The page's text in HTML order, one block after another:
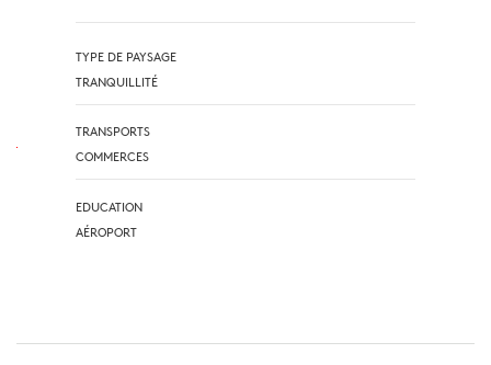
TYPE DE PAYSAGE
TRANQUILLITÉ
TRANSPORTS
COMMERCES
EDUCATION
AÉROPORT